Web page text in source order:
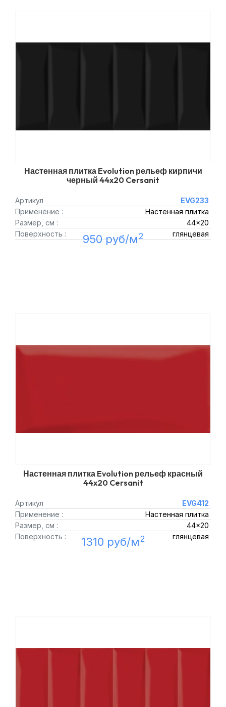
Настенная плитка Evolution рельеф кирпичи
черный 44x20 Cersanit
Артикул
EVG233
Применение :
Настенная плитка
Размер, см :
44x20
Поверхность :
глянцевая
950 руб/м2
Настенная плитка Evolution рельеф красный
44x20 Cersanit
Артикул
EVG412
Применение :
Настенная плитка
Размер, см :
44x20
Поверхность :
глянцевая
1310 руб/м2